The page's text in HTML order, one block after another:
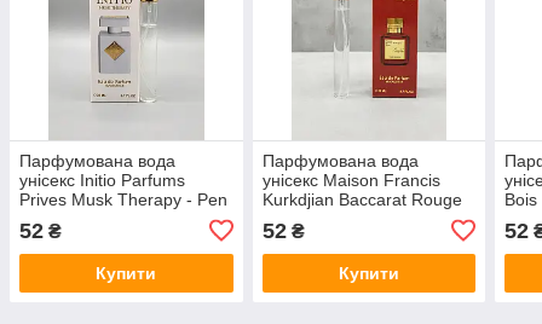
Парфумована вода
унісекс Initio Parfums
Prives Musk Therapy - Pen
52 ₴
Купити
Парфумована вода
унісекс Maison Francis
Kurkdjian Baccarat Rouge
Pen Parfum 20 ml
52₴
Купити
52